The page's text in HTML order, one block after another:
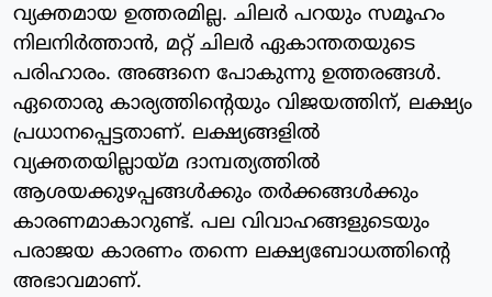
വ്യക്തമായ ഉത്തരമില്ല. ചിലർ പറയും സമൂഹം
നിലനിർത്താൻ, മറ്റ് ചിലർ ഏകാന്തതയുടെ
പരിഹാരം. അങ്ങനെ പോകുന്നു ഉത്തരങ്ങൾ.
ഏതൊരു കാര്യത്തിന്റെയും വിജയത്തിന്, ലക്ഷ്യം
പ്രധാനപ്പെട്ടതാണ്. ലക്ഷ്യങ്ങളിൽ
വ്യക്തതയില്ലായ്മ ദാമ്പത്യത്തിൽ
ആശയക്കുഴപ്പങ്ങൾക്കും തർക്കങ്ങൾക്കും
കാരണമാകാറുണ്ട്. പല വിവാഹങ്ങളുടെയും
പരാജയ കാരണം തന്നെ ലക്ഷ്യബോധത്തിന്റെ
അഭാവമാണ്.